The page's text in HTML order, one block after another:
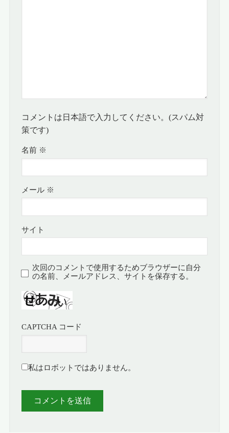
コメントは日本語で入力してください。(スパム対
策です)
名前 ※
メール ※
サイト
次回のコメントで使用するためブラウザーに自分
の名前、メールアドレス、サイトを保存する。
CAPTCHA コード
私はロボットではありません。